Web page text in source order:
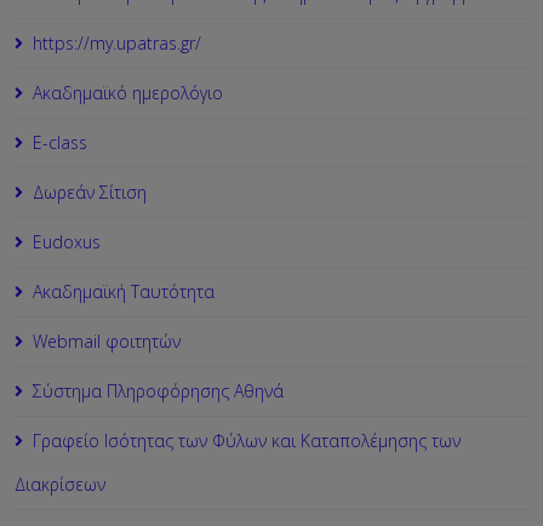
https://my.upatras.gr/
Ακαδημαϊκό ημερολόγιο
Ε-class
Δωρεάν Σίτιση
Εudoxus
Ακαδημαϊκή Ταυτότητα
Webmail φοιτητών
Σύστημα Πληροφόρησης Αθηνά
Γραφείο Ισότητας των Φύλων και Καταπολέμησης των
Διακρίσεων